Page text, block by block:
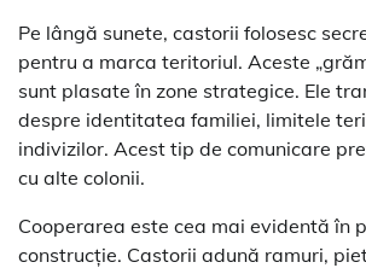
Pe lângă sunete, castorii folosesc
pentru a marca teritoriul. Aceste
sunt plasate în zone strategice. Ele
despre identitatea familiei, limitele
indivizilor. Acest tip de comunicare
cu alte colonii.
Cooperarea este cea mai evidentă în
construcție. Castorii adună ramuri,